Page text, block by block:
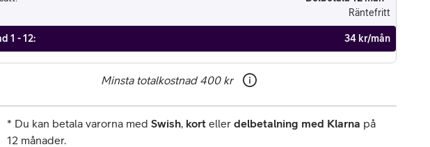
Räntefritt
1 - 12: 34 kr/mån
Minsta totalkostnad 400 kr
* Du kan betala varorna med Swish, kort eller delbetalning med Klarna på
12 månader.